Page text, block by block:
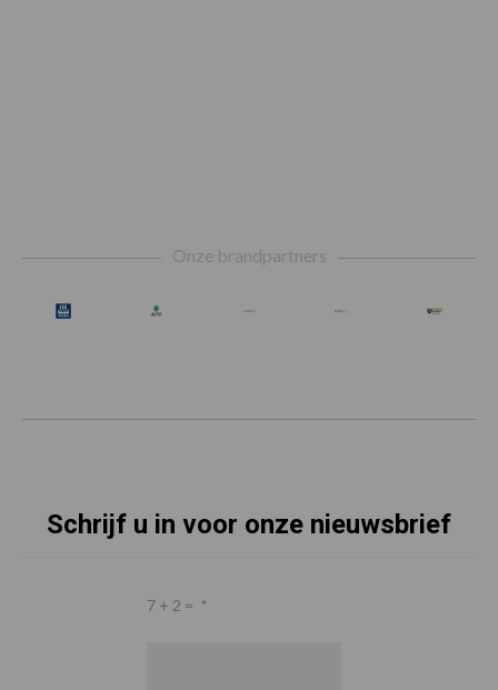
Onze brandpartners
Schrijf u in voor onze nieuwsbrief
7 + 2 = *